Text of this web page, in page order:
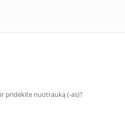
pridėkite nuotrauką (-as)?